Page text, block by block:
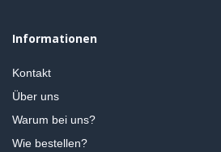
Informationen
Kontakt
Über uns
Warum bei uns?
Wie bestellen?